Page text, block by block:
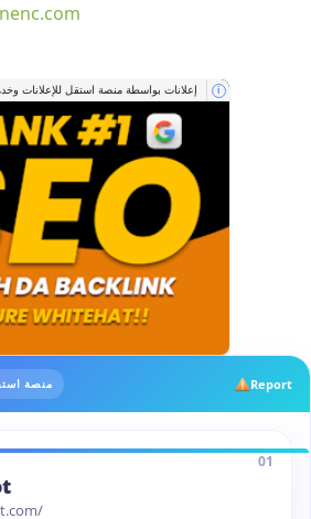
إعلانات بواسطة منصة استقل للإعلانات i
منصة Report
01